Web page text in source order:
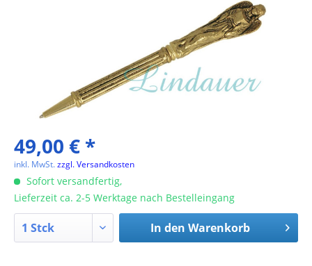
49,00 € *
inkl. MwSt.zzgl. Versandkosten
Sofort versandfertig,
Lieferzeit ca. 2-5 Werktage nach Bestelleingang
In den Warenkorb